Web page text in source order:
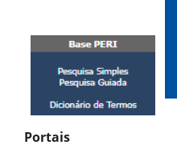
Portais